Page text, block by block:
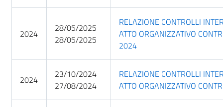
2024
28/05/2025
28/05/2025
RELAZIONE CONTROLLI
ATTO ORGANIZZATIVO
2024
2024
23/10/2024
27/08/2024
RELAZIONE CONTROLLI
ATTO ORGANIZZATIVO